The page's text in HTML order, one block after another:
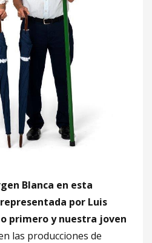
Blanca en esta
por Luis
primero y nuestra joven
las producciones de